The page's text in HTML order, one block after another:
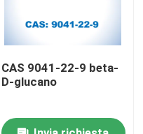
CAS 9041-22-9 beta-
D-glucano